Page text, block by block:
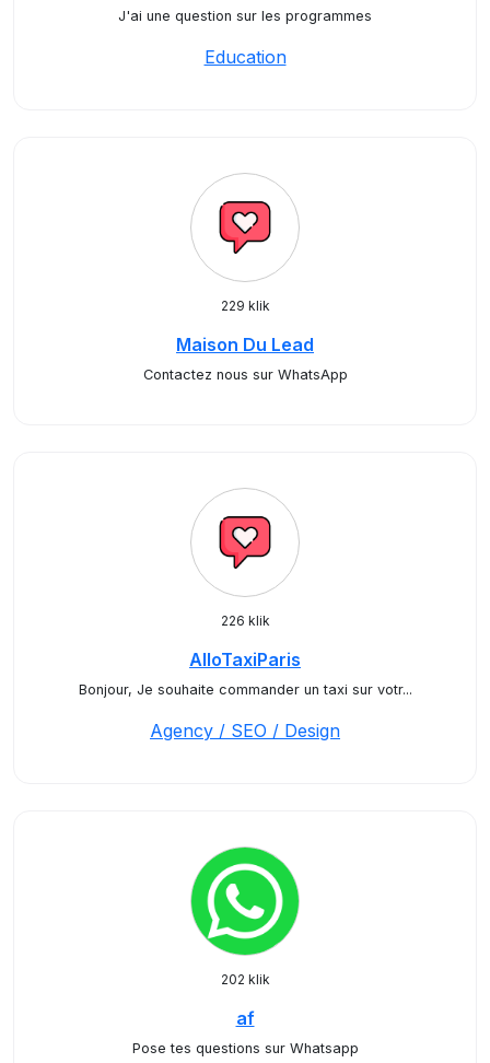
J'ai une question sur les programmes
Education
229 klik
Maison Du Lead
Contactez nous sur WhatsApp
226 klik
AlloTaxiParis
Bonjour, Je souhaite commander un taxi sur votr...
Agency / SEO / Design
202 klik
af
Pose tes questions sur Whatsapp